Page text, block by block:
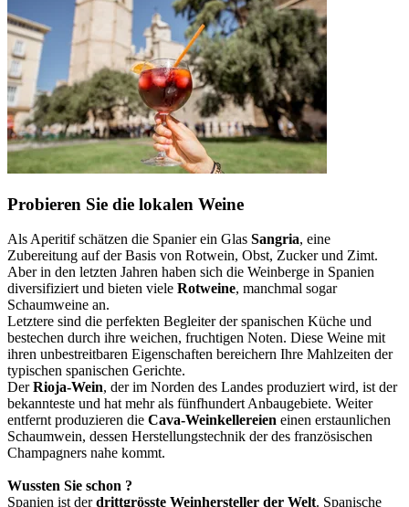
Probieren Sie die lokalen Weine
Als Aperitif schätzen die Spanier ein Glas Sangria, eine
Zubereitung auf der Basis von Rotwein, Obst, Zucker und Zimt.
Aber in den letzten Jahren haben sich die Weinberge in Spanien
diversifiziert und bieten viele Rotweine, manchmal sogar
Schaumweine an.
Letztere sind die perfekten Begleiter der spanischen Küche und
bestechen durch ihre weichen, fruchtigen Noten. Diese Weine mit
ihren unbestreitbaren Eigenschaften bereichern Ihre Mahlzeiten der
typischen spanischen Gerichte.
DerRioja-Wein, der im Norden des Landes produziert wird, ist der
bekannteste und hat mehr als fünfhundert Anbaugebiete. Weiter
entfernt produzieren die Cava-Weinkellereien einen erstaunlichen
Schaumwein, dessen Herstellungstechnik der des französischen
Champagners nahe kommt.
Wussten Sie schon ?
Spanien ist derdrittgrösste Weinhersteller der Welt. Spanische